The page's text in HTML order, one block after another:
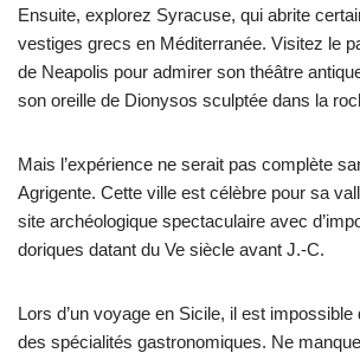
Ensuite, explorez Syracuse, qui abrite
vestiges grecs en Méditerranée. Visitez le
de Neapolis pour admirer son théâtre
son oreille de Dionysos sculptée dans la
Mais l’expérience ne serait pas complète
Agrigente. Cette ville est célèbre pour sa
site archéologique spectaculaire avec
doriques datant du Ve siècle avant J.-C.
Lors d’un voyage en Sicile, il est
des spécialités gastronomiques. Ne